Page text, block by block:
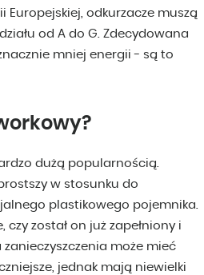
odkurzacze muszą
od A do G. Zdecydowana
mniej energii - są to
dużą popularnością.
w stosunku do
plastikowego pojemnika.
został on już zapełniony i
może mieć
jednak mają niewielki